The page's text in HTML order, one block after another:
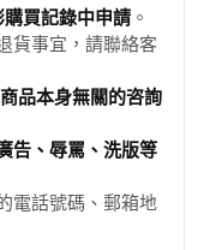
買記錄中申請 。
貨事宜，請聯絡客
品本身無關的咨詢
告、辱罵、洗版等
電話號碼、郵箱地